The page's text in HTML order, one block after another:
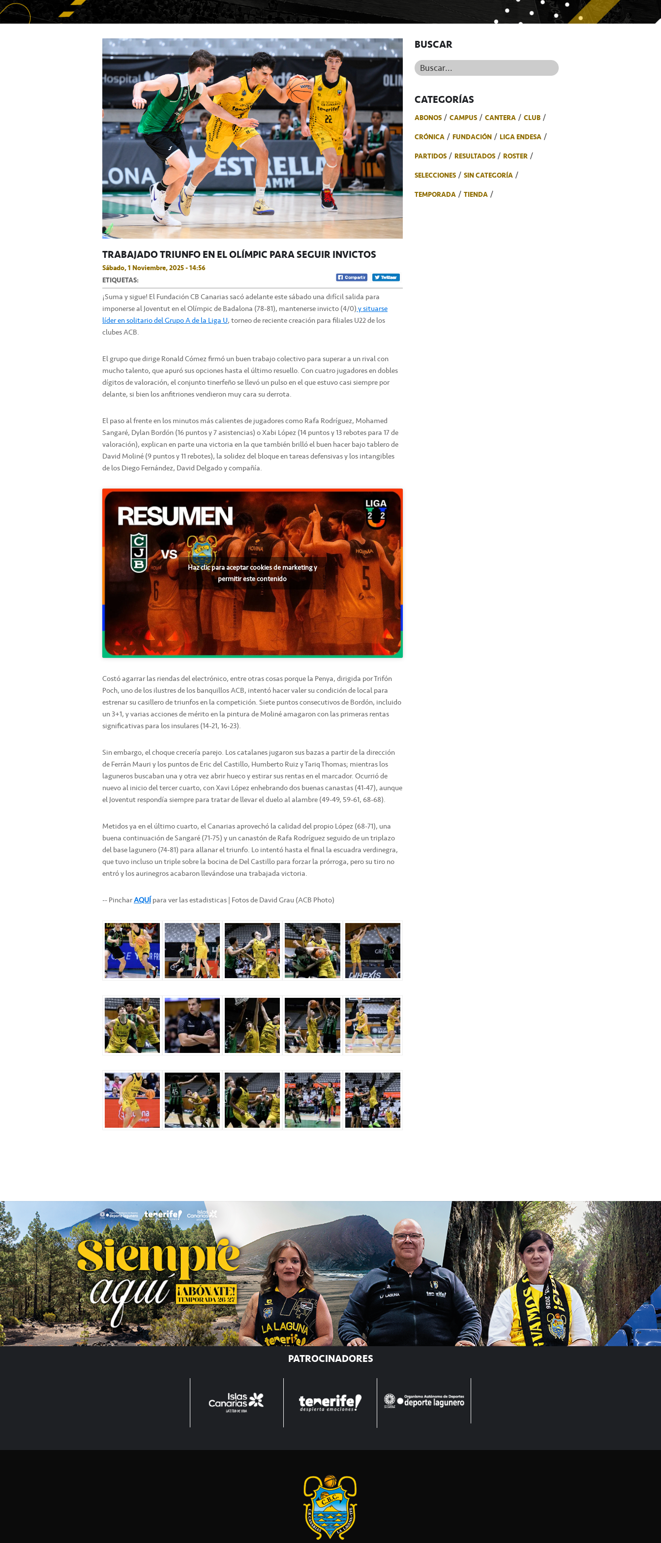
TRABAJADO TRIUNFO EN EL OLÍMPIC PARA SEGUIR INVICTOS
Sábado, 1 Noviembre, 2025 - 14:56
ETIQUETAS:
¡Suma y sigue! El Fundación CB Canarias sacó adelante este sábado una difícil salida para
imponerse al Joventut en el Olímpic de Badalona (78-81), mantenerse invicto (4/0)y situarse
líder en solitario del Grupo A de la Liga U, torneo de reciente creación para filiales U22 de los
clubes ACB.
El grupo que dirige Ronald Cómez firmó un buen trabajo colectivo para superar a un rival con
mucho talento, que apuró sus opciones hasta el último resuello. Con cuatro jugadores en dobles
dígitos de valoración, el conjunto tinerfeño se llevó un pulso en el que estuvo casi siempre por
delante, si bien los anfitriones vendieron muy cara su derrota.
El paso al frente en los minutos más calientes de jugadores como Rafa Rodríguez, Mohamed
Sangaré, Dylan Bordón (16 puntos y 7 asistencias) o Xabi López (14 puntos y 13 rebotes para 17 de
valoración), explican en parte una victoria en la que también brilló el buen hacer bajo tablero de
David Moliné (9 puntos y 11 rebotes), la solidez del bloque en tareas defensivas y los intangibles
de los Diego Fernández, David Delgado y compañía.
Haz clic para aceptar cookies de marketing y
permitir este contenido
Costó agarrar las riendas del electrónico, entre otras cosas porque la Penya, dirigida por Trifón
Poch, uno de los ilustres de los banquillos ACB, intentó hacer valer su condición de local para
estrenar su casillero de triunfos en la competición. Siete puntos consecutivos de Bordón, incluido
un 3+1, y varias acciones de mérito en la pintura de Moliné amagaron con las primeras rentas
significativas para los insulares (14-21, 16-23).
Sin embargo, el choque crecería parejo. Los catalanes jugaron sus bazas a partir de la dirección
de Ferrán Mauri y los puntos de Eric del Castillo, Humberto Ruiz y Tariq Thomas; mientras los
laguneros buscaban una y otra vez abrir hueco y estirar sus rentas en el marcador. Ocurrió de
nuevo al inicio del tercer cuarto, con Xavi López enhebrando dos buenas canastas (41-47), aunque
el Joventut respondía siempre para tratar de llevar el duelo al alambre (49-49, 59-61, 68-68).
Metidos ya en el último cuarto, el Canarias aprovechó la calidad del propio López (68-71), una
buena continuación de Sangaré (71-75) y un canastón de Rafa Rodríguez seguido de un triplazo
del base lagunero (74-81) para allanar el triunfo. Lo intentó hasta el final la escuadra verdinegra,
que tuvo incluso un triple sobre la bocina de Del Castillo para forzar la prórroga, pero su tiro no
entró y los aurinegros acabaron llevándose una trabajada victoria.
-- PincharAQUÍpara ver las estadisticas | Fotos de David Grau (ACB Photo)
BUSCAR
Buscar...
CATEGORÍAS
ABONOS CAMPUS CANTERA
CLUB
CRÓNICA
FUNDACIÓN
LIGA ENDESA
PARTIDOS
RESULTADOS
ROSTER
SELECCIONES
SIN CATEGORÍA
TEMPORADA
TIENDA
PATROCINADORES